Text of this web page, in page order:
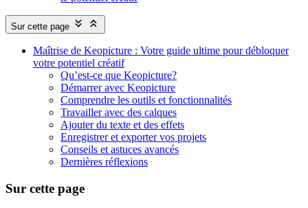
Sur cette page
Maîtrise de Keopicture : Votre guide ultime pour débloquer
votre potentiel créatif
Qu’est-ce que Keopicture?
Démarrer avec Keopicture
Comprendre les outils et fonctionnalités
Travailler avec des calques
Ajouter du texte et des effets
Enregistrer et exporter vos projets
Conseils et astuces avancés
Dernières réflexions
Sur cette page